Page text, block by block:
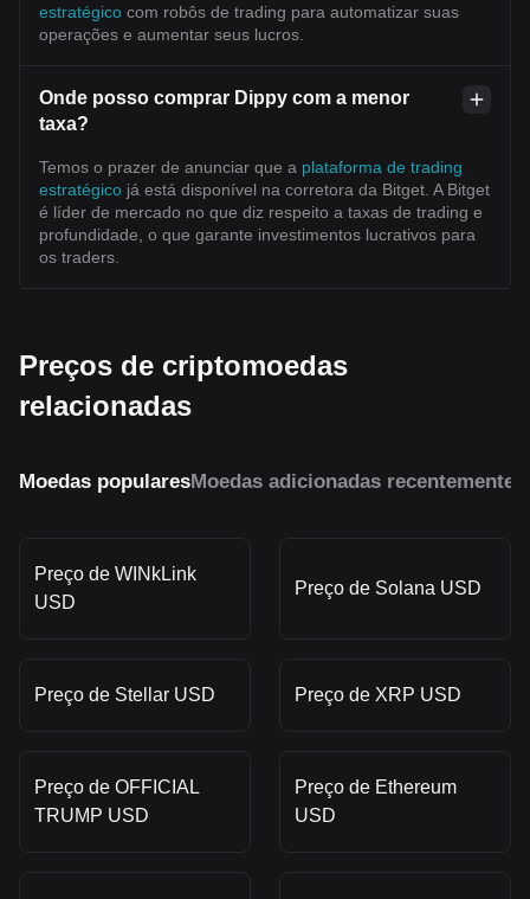
estratégico com robôs de trading para automatizar suas
operações e aumentar seus lucros.
Onde posso comprar Dippy com a menor
taxa?
Temos o prazer de anunciar que a plataforma de trading
estratégico já está disponível na corretora da Bitget. A Bitget
é líder de mercado no que diz respeito a taxas de trading e
profundidade, o que garante investimentos lucrativos para
os traders.
Preços de criptomoedas
relacionadas
Moedas popularesMoedas adicionadas recentemente
Preço de WINkLink
USD
Preço de Solana USD
Preço de Stellar USD Preço de XRP USD
Preço de OFFICIAL
TRUMP USD
Preço de Ethereum
USD